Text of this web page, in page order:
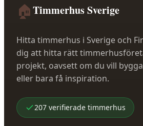
🏠Timmerhus Sverige
Hitta timmerhus i Sverige och
dig att hitta rätt
projekt, oavsett om du vill
eller bara få inspiration.
207 verifierade timmerhus